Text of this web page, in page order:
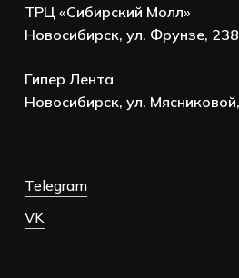
ТРЦ «Сибирский Молл»
Новосибирск, ул. Фрунзе,
Гипер Лента
Новосибирск, ул.
Telegram
VK